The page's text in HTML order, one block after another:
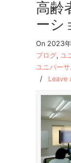
高齢
ーシ
On 2023
ブログ, ユ
ユニバー
/ Leave